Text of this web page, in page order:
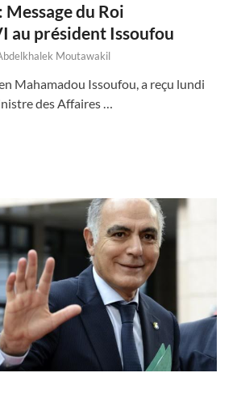
du Roi
au président Issoufou
Moutawakil
Mahamadou Issoufou, a reçu lundi
des Affaires …